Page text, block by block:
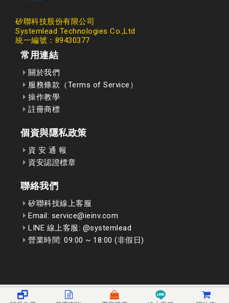
矽聯科技股份有限公司
Systemlead Technologies Co.,Ltd
統一編號：89430377
常用連結
關於我們
服務條款（Terms of Service）
操作教學
註冊商標
個資與隱私政策
資 安 通 報
資安認證標章
聯絡我們
矽聯科技線上客服
Email: service@ieinv.com
LINE 線上客服: @systemlead
營業時間: 09:00 ~ 18:00 (非假日)